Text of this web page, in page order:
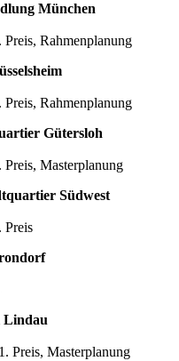
München
Preis, Rahmenplanung
Preis, Rahmenplanung
Gütersloh
Preis, Masterplanung
Südwest
Preis
Lindau
Preis, Masterplanung